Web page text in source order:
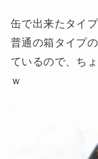
缶で出来たタイ
普通の箱タイプ
ているので、ち
ｗ